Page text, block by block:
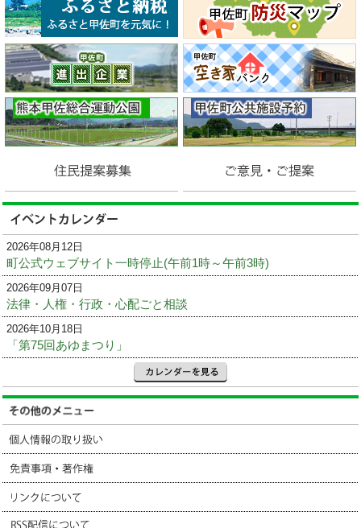
2026年08月12日
町公式ウェブサイト一時停止(午前1時～午前3時)
2026年09月07日
法律・人権・行政・心配ごと相談
2026年10月18日
「第75回あゆまつり」